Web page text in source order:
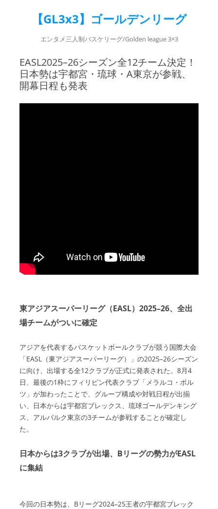
【GL3x3】ゴールデンリーグ
エンタメ三人制バスケリーグ/Golden league 3×3
EASL2025–26シーズン全12チーム決定！
日本勢は宇都宮・琉球・A東京が参戦、
開幕日程も発表
東アジアスーパーリーグ（EASL）2025–26、全出
場チームがついに確定
アジアを代表するバスケットボールクラブが競う国際大会
「EASL（東アジアスーパーリーグ）」の2025–26シーズン
に向け、出場する全12クラブが正式に発表された。8月4
日、最後の1枠にフィリピン代表クラブ「メラルコ・ボル
ツ」が加わったことで、グループ構成や対戦日程が出揃
い、日本からは宇都宮ブレックス、琉球ゴールデンキング
ス、アルバルク東京の3チームが参戦することが確定し
た。
日本からは3クラブが出場、Bリーグの勢力がEASL
に集結
今回の日本勢は、Bリーグ2024–25王者の宇都宮ブレック